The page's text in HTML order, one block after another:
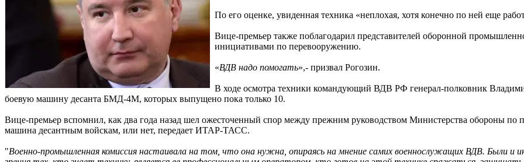
По его оценке, увиденная техника «неплохая, хотя конечно по ней еще
Вице-премьер также поблагодарил представителей оборонной
инициативами по перевооружению.
«ВДВ надо помогать»,- призвал Рогозин.
В ходе осмотра техники командующий ВДВ РФ генерал-полковник
боевую машину десанта БМД-4М, которых выпущено пока только 10.
Вице-премьер вспомнил, как два года назад шел ожесточенный спор между прежним руководством Министерства обороны
машина десантным войскам, или нет, передает ИТАР-ТАСС.
"Военно-промышленная комиссия настаивала на том, что она нужна, опираясь на мнение самих военнослужащих ВДВ. Были и